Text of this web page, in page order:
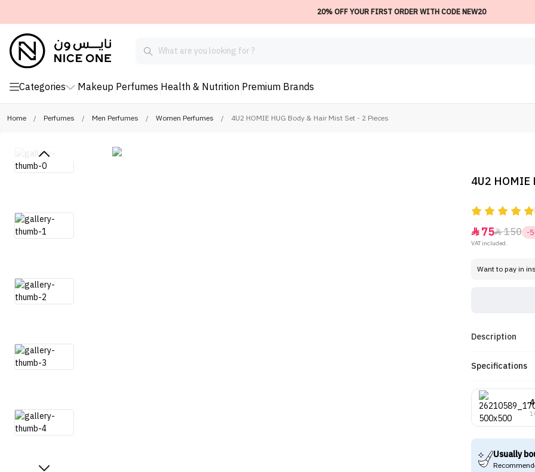
20% OFF YOUR FIRST ORDER WITH CODE NEW20
Categories Makeup Perfumes Health & Nutrition Premium Brands
Home / Perfumes / Men Perfumes / Women Perfumes / 4U2 HOMIE HUG Body & Hair Mist Set - 2 Pieces
4U2 HOMIE
75150 -
VAT included.
Want to pay in
Description
Specifications
Usually